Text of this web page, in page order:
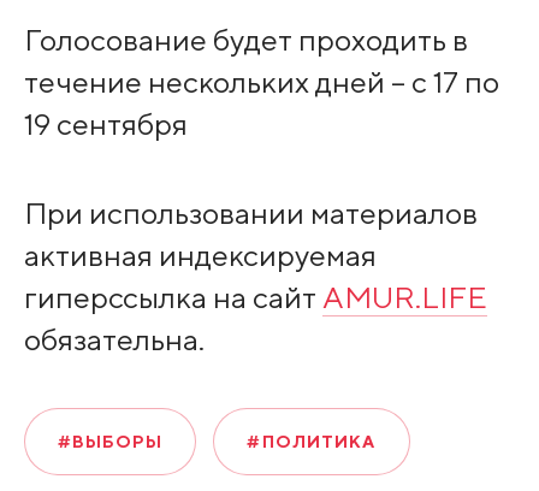
Голосование будет проходить в
течение нескольких дней – с 17 по
19 сентября
При использовании материалов
активная индексируемая
гиперссылка на сайт AMUR.LIFE
обязательна.
#ВЫБОРЫ #ПОЛИТИКА